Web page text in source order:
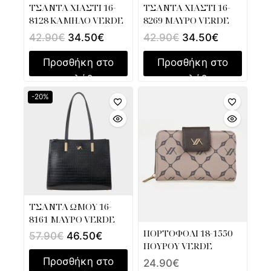
ΤΣΑΝΤΑ ΧΙΑΣΤΙ 16-
8128 ΚΑΜΗΛΟ VERDE
42.90€ 34.50€
Προσθήκη στο
καλάθι
ΤΣΑΝΤΑ ΧΙΑΣΤΙ 16-
8269 ΜΑΥΡΟ VERDE
42.90€ 34.50€
Προσθήκη στο
καλάθι
-20%
ΤΣΑΝΤΑ ΩΜΟΥ 16-
8161 ΜΑΥΡΟ VERDE
57.90€ 46.50€
Προσθήκη στο
ΠΟΡΤΟΦΟΛΙ 18-1550
ΠΟΥΡΟΥ VERDE
24.90€